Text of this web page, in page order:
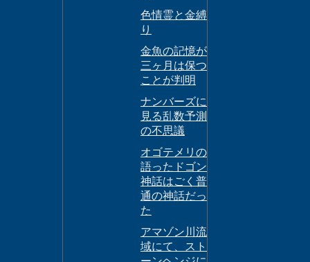
色情霊と金縛
り
金魚の記憶が
三ヶ月は保つ
ことが判明
ナンバーズに
見る乱数予測
の不思議
オゴテメリの
語ったドゴン
神話はごく普
通の神話だっ
た
アマゾン川流
域にて、スト